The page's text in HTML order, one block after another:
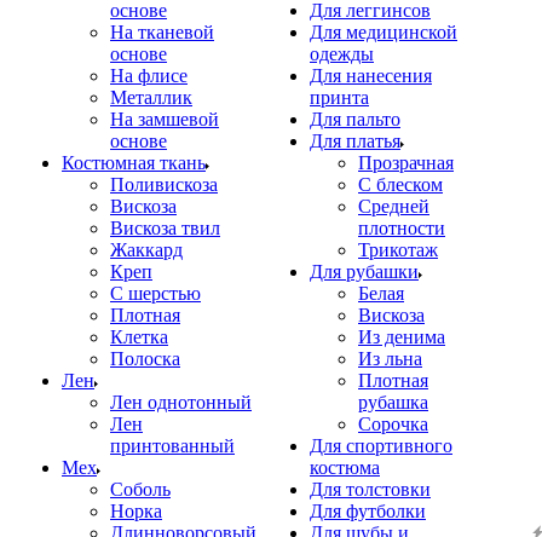
основе
На тканевой
основе
На флисе
Металлик
На замшевой
основе
Костюмная ткань
Поливискоза
Вискоза
Вискоза твил
Жаккард
Креп
С шерстью
Плотная
Клетка
Полоска
Лен
Лен однотонный
Лен
принтованный
Мех
Соболь
Норка
Длинноворсовый
Для леггинсов
Для медицинской
одежды
Для нанесения
принта
Для пальто
Для платья
Прозрачная
С блеском
Средней
плотности
Трикотаж
Для рубашки
Белая
Вискоза
Из денима
Из льна
Плотная
рубашка
Сорочка
Для спортивного
костюма
Для толстовки
Для футболки
Для шубы и